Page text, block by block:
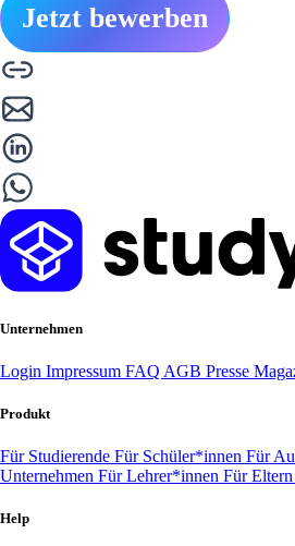
Jetzt bewerben
Unternehmen
Login Impressum FAQ AGB Presse
Produkt
Für Studierende Für Schüler*innen Für
Unternehmen Für Lehrer*innen Für Eltern
Help